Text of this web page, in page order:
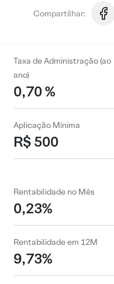
Compartilhar:
Taxa de Administração (ao
ano)
0,70 %
Aplicação Mínima
R$ 500
Rentabilidade no Mês
0,23%
Rentabilidade em 12M
9,73%